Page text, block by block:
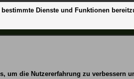
um die Nutzererfahrung zu verbessern
Dienste und Funktionen